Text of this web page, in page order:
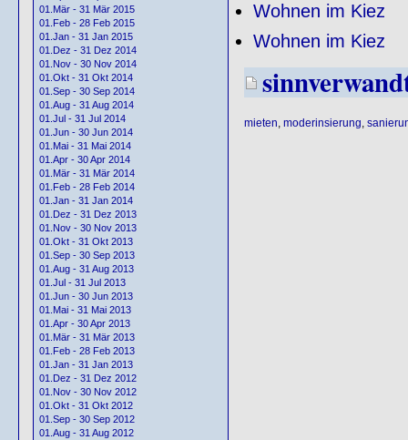
01.Mär - 31 Mär 2015
01.Feb - 28 Feb 2015
01.Jan - 31 Jan 2015
01.Dez - 31 Dez 2014
01.Nov - 30 Nov 2014
01.Okt - 31 Okt 2014
01.Sep - 30 Sep 2014
01.Aug - 31 Aug 2014
01.Jul - 31 Jul 2014
01.Jun - 30 Jun 2014
01.Mai - 31 Mai 2014
01.Apr - 30 Apr 2014
01.Mär - 31 Mär 2014
01.Feb - 28 Feb 2014
01.Jan - 31 Jan 2014
01.Dez - 31 Dez 2013
01.Nov - 30 Nov 2013
01.Okt - 31 Okt 2013
01.Sep - 30 Sep 2013
01.Aug - 31 Aug 2013
01.Jul - 31 Jul 2013
01.Jun - 30 Jun 2013
01.Mai - 31 Mai 2013
01.Apr - 30 Apr 2013
01.Mär - 31 Mär 2013
01.Feb - 28 Feb 2013
01.Jan - 31 Jan 2013
01.Dez - 31 Dez 2012
01.Nov - 30 Nov 2012
01.Okt - 31 Okt 2012
01.Sep - 30 Sep 2012
01.Aug - 31 Aug 2012
Wohnen im Kiez
Wohnen im Kiez
mieten moderinsierung